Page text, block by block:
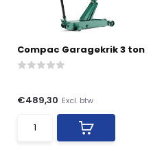
Compac Garagekrik 3 ton
€489,30 Excl. btw